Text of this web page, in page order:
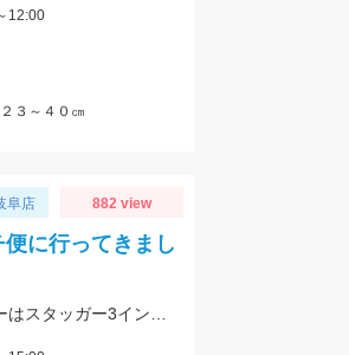
12:00
３～４０㎝
阜店 882 view
に行ってきまし